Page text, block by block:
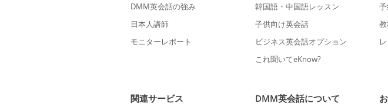
DMM英会話の強み
日本人講師
モニターレポート
韓国語・中国語レッスン
子供向け英会話
ビジネス英会話オプション
これ聞いてeKnow?
関連サービス DMM英会話について